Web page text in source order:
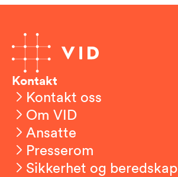
Kontakt
Kontakt oss
Om VID
Ansatte
Presserom
Sikkerhet og beredskap